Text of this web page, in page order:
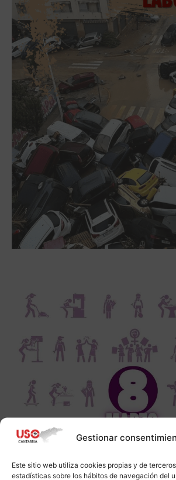
Gestionar
Este sitio web utiliza cookies propias y de
estadísticas sobre los hábitos de navegación del